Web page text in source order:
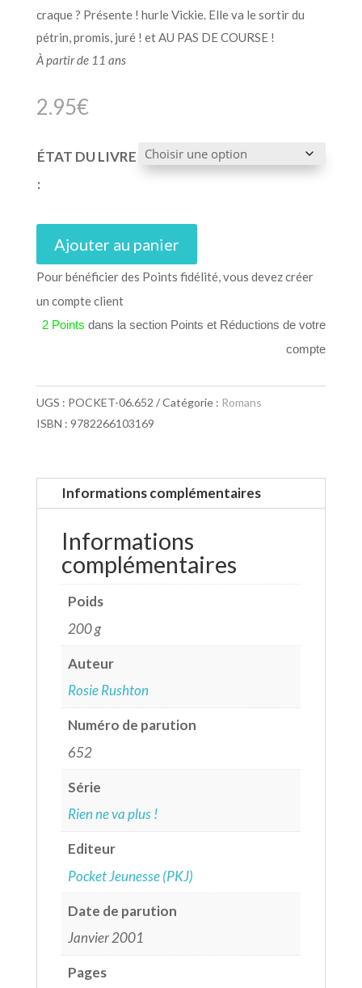
craque ? Présente ! hurle Vickie. Elle va le sortir du
pétrin, promis, juré ! et AU PAS DE COURSE !
À partir de 11 ans
2.95€
ÉTAT DU LIVRE
:
Ajouter au panier
Pour bénéficier des Points fidélité, vous devez créer
un compte client
2 Points dans la section Points et Réductions de votre
compte
UGS : POCKET-06.652 Catégorie : Romans
ISBN : 9782266103169
Informations complémentaires
Informations
complémentaires
Poids
200 g
Auteur
Rosie Rushton
Numéro de parution
652
Série
Rien ne va plus !
Editeur
Pocket Jeunesse (PKJ)
Date de parution
Janvier 2001
Pages